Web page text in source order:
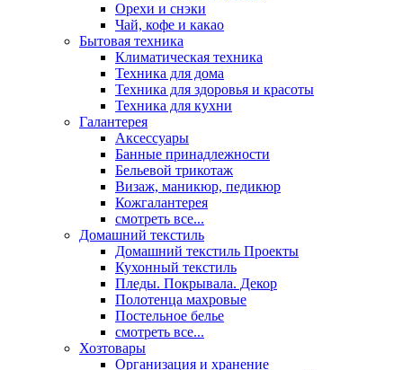
Орехи и снэки
Чай, кофе и какао
Бытовая техника
Климатическая техника
Техника для дома
Техника для здоровья и красоты
Техника для кухни
Галантерея
Аксессуары
Банные принадлежности
Бельевой трикотаж
Визаж, маникюр, педикюр
Кожгалантерея
смотреть все...
Домашний текстиль
Домашний текстиль Проекты
Кухонный текстиль
Пледы. Покрывала. Декор
Полотенца махровые
Постельное белье
смотреть все...
Хозтовары
Организация и хранение